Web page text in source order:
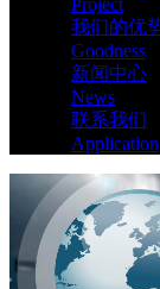
我们的优
Goodness
新闻中心
News
联系我们
Application